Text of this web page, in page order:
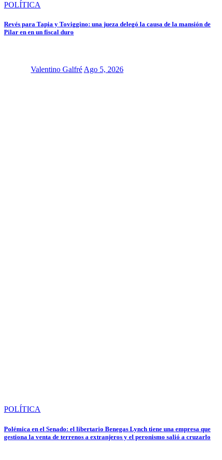
POLÍTICA
Revés para Tapia y Toviggino: una jueza delegó la causa de la mansión de
Pilar en en un fiscal duro
Valentino GalfréAgo 5, 2026
POLÍTICA
Polémica en el Senado: el libertario Benegas Lynch tiene una empresa que
gestiona la venta de terrenos a extranjeros y el peronismo salió a cruzarlo